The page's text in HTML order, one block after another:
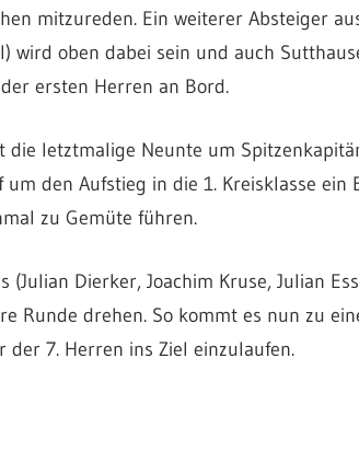
mitzureden. Ein weiterer Absteiger
wird oben dabei sein und auch
ersten Herren an Bord.
die letztmalige Neunte um
den Aufstieg in die 1. Kreisklasse ein
zu Gemüte führen.
(Julian Dierker, Joachim Kruse, Julian
Runde drehen. So kommt es nun zu
der 7. Herren ins Ziel einzulaufen.